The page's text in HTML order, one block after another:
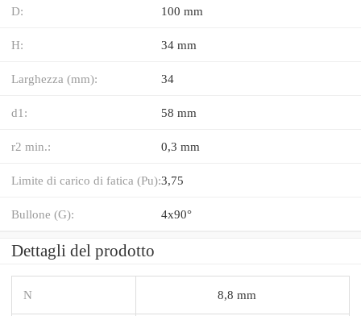
D: 100 mm
H: 34 mm
Larghezza (mm): 34
d1: 58 mm
r2 min.: 0,3 mm
Limite di carico di fatica (Pu):3,75
Bullone (G): 4x90°
Dettagli del prodotto
N 8,8 mm